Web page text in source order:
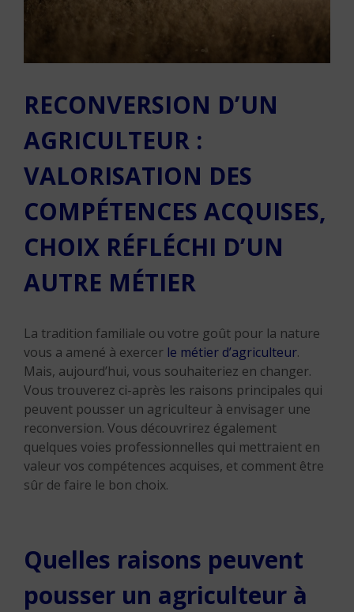
RECONVERSION D’UN
AGRICULTEUR :
VALORISATION DES
COMPÉTENCES ACQUISES,
CHOIX RÉFLÉCHI D’UN
AUTRE MÉTIER
La tradition familiale ou votre goût pour la nature
vous a amené à exercer le métier d’agriculteur.
Mais, aujourd’hui, vous souhaiteriez en changer.
Vous trouverez ci-après les raisons principales qui
peuvent pousser un agriculteur à envisager une
reconversion. Vous découvrirez également
quelques voies professionnelles qui mettraient en
valeur vos compétences acquises, et comment être
sûr de faire le bon choix.
Quelles raisons peuvent
pousser un agriculteur à